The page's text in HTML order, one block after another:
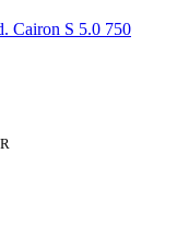
Cairon S 5.0 750